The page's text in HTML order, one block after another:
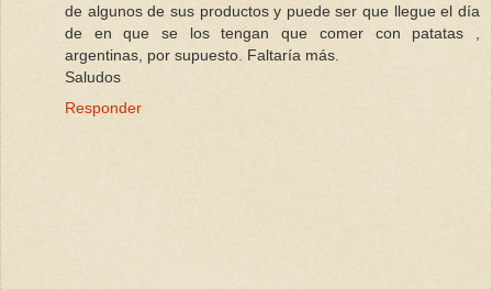
de algunos de sus productos y puede ser que llegue el día
de en que se los tengan que comer con patatas ,
argentinas, por supuesto. Faltaría más.
Saludos
Responder